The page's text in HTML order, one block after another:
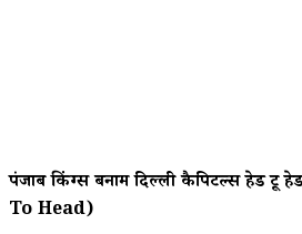
पंजाब किंग्स बनाम दिल्ली कैपिटल्स हेड
To Head)